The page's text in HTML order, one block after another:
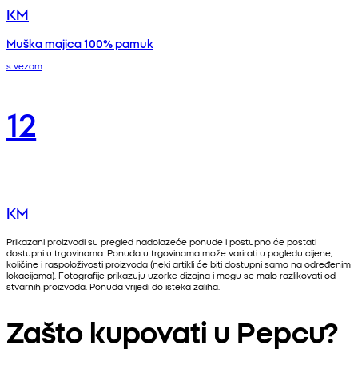
KM
Muška majica 100% pamuk
s vezom
12
KM
Prikazani proizvodi su pregled nadolazeće ponude i postupno će postati
dostupni u trgovinama. Ponuda u trgovinama može varirati u pogledu cijene,
količine i raspoloživosti proizvoda (neki artikli će biti dostupni samo na određenim
lokacijama). Fotografije prikazuju uzorke dizajna i mogu se malo razlikovati od
stvarnih proizvoda. Ponuda vrijedi do isteka zaliha.
Zašto kupovati u Pepcu?